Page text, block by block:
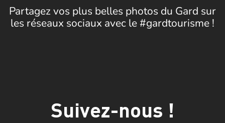
Partagez vos plus belles photos du Gard sur
les réseaux sociaux avec le #gardtourisme !
Suivez-nous !